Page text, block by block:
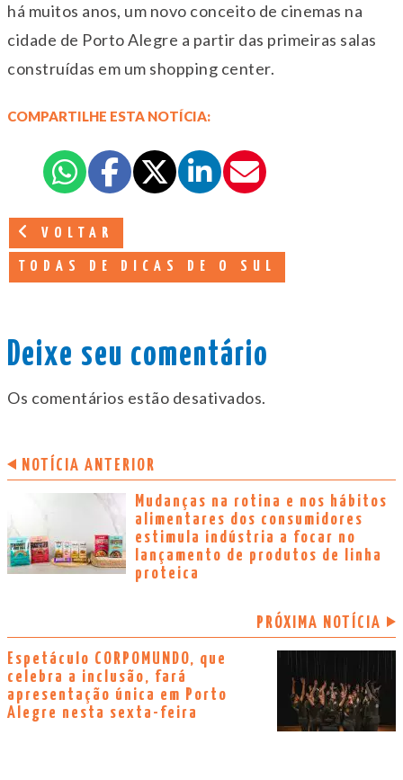
há muitos anos, um novo conceito de cinemas na
cidade de Porto Alegre a partir das primeiras salas
construídas em um shopping center.
COMPARTILHE ESTA NOTÍCIA:
VOLTAR
TODAS DE DICAS DE O SUL
Deixe seu comentário
Os comentários estão desativados.
NOTÍCIA ANTERIOR
Mudanças na rotina e nos hábitos
alimentares dos consumidores
estimula indústria a focar no
lançamento de produtos de linha
proteica
PRÓXIMA NOTÍCIA
Espetáculo CORPOMUNDO, que
celebra a inclusão, fará
apresentação única em Porto
Alegre nesta sexta-feira